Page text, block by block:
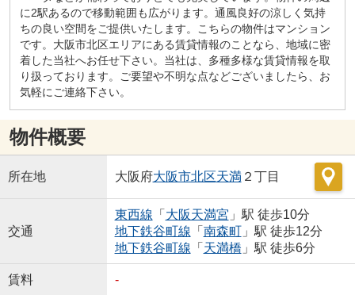
に2駅あるので移動範囲も広がります。通風良好の涼しく気持
ちの良い空間をご提供いたします。こちらの物件はマンション
です。大阪市北区エリアにある賃貸情報のことなら、地域に密
着した当社へお任せ下さい。当社は、多種多様な賃貸情報を取
り扱っております。ご要望や不明な点などございましたら、お
気軽にご連絡下さい。
物件概要
所在地 大阪府大阪市北区天満２丁目
交通
東西線 「 大阪天満宮 」駅 徒歩10分
地下鉄谷町線 「 南森町」駅 徒歩12分
地下鉄谷町線 「 天満橋 」駅 徒歩6分
賃料 -